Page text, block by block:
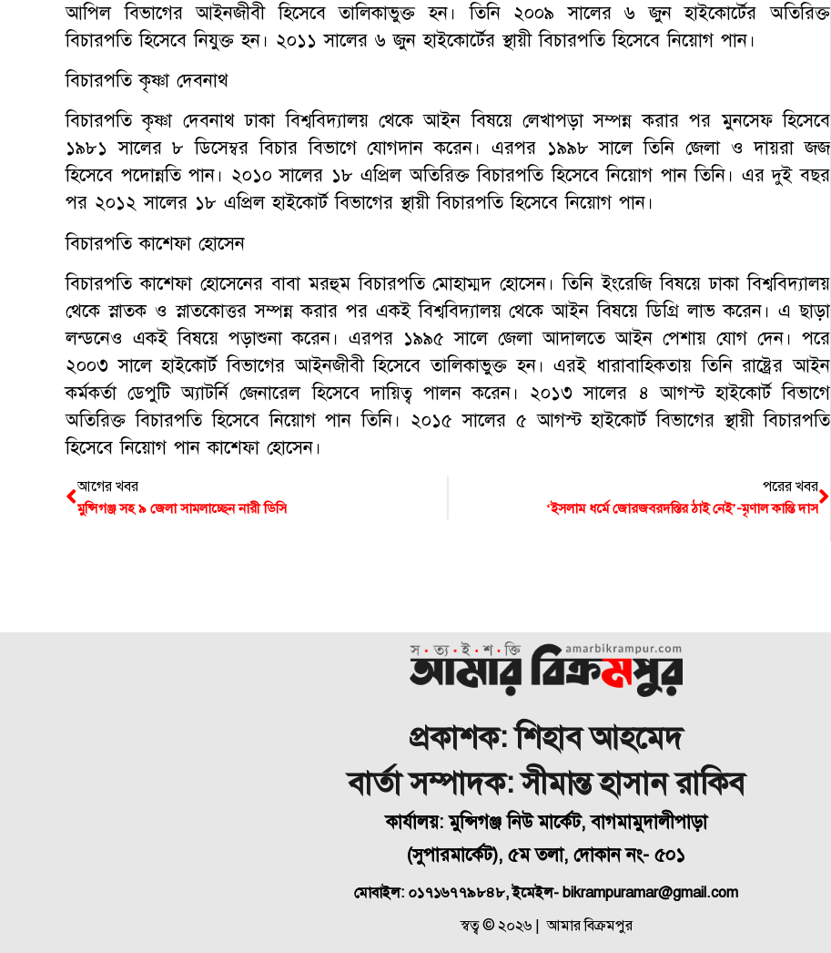
আপিল বিভাগের আইনজীবী হিসেবে তালিকাভুক্ত হন। তিনি ২০০৯ সালের ৬ জুন হাইকোর্টের অতিরিক্ত
বিচারপতি হিসেবে নিযুক্ত হন। ২০১১ সালের ৬ জুন হাইকোর্টের স্থায়ী বিচারপতি হিসেবে নিয়োগ পান।
বিচারপতি কৃষ্ণা দেবনাথ
বিচারপতি কৃষ্ণা দেবনাথ ঢাকা বিশ্ববিদ্যালয় থেকে আইন বিষয়ে লেখাপড়া সম্পন্ন করার পর মুনসেফ হিসেবে
১৯৮১ সালের ৮ ডিসেম্বর বিচার বিভাগে যোগদান করেন। এরপর ১৯৯৮ সালে তিনি জেলা ও দায়রা জজ
হিসেবে পদোন্নতি পান। ২০১০ সালের ১৮ এপ্রিল অতিরিক্ত বিচারপতি হিসেবে নিয়োগ পান তিনি। এর দুই বছর
পর ২০১২ সালের ১৮ এপ্রিল হাইকোর্ট বিভাগের স্থায়ী বিচারপতি হিসেবে নিয়োগ পান।
বিচারপতি কাশেফা হোসেন
বিচারপতি কাশেফা হোসেনের বাবা মরহুম বিচারপতি মোহাম্মদ হোসেন। তিনি ইংরেজি বিষয়ে ঢাকা বিশ্ববিদ্যালয়
থেকে স্নাতক ও স্নাতকোত্তর সম্পন্ন করার পর একই বিশ্ববিদ্যালয় থেকে আইন বিষয়ে ডিগ্রি লাভ করেন। এ ছাড়া
লন্ডনেও একই বিষয়ে পড়াশুনা করেন। এরপর ১৯৯৫ সালে জেলা আদালতে আইন পেশায় যোগ দেন। পরে
২০০৩ সালে হাইকোর্ট বিভাগের আইনজীবী হিসেবে তালিকাভুক্ত হন। এরই ধারাবাহিকতায় তিনি রাষ্ট্রের আইন
কর্মকর্তা ডেপুটি অ্যাটর্নি জেনারেল হিসেবে দায়িত্ব পালন করেন। ২০১৩ সালের ৪ আগস্ট হাইকোর্ট বিভাগে
অতিরিক্ত বিচারপতি হিসেবে নিয়োগ পান তিনি। ২০১৫ সালের ৫ আগস্ট হাইকোর্ট বিভাগের স্থায়ী বিচারপতি
হিসেবে নিয়োগ পান কাশেফা হোসেন।
আগের খবর
মুন্সিগঞ্জ সহ ৯ জেলা সামলাচ্ছেন নারী ডিসি
পরের খবর
‘ইসলাম ধর্মে জোরজবরদস্তির ঠাই নেই’-মৃণাল কান্তি দাস
প্রকাশক: শিহাব আহমেদ
বার্তা সম্পাদক: সীমান্ত হাসান রাকিব
কার্যালয়: মুন্সিগঞ্জ নিউ মার্কেট, বাগমামুদালীপাড়া
(সুপারমার্কেট), ৫ম তলা, দোকান নং- ৫০১
মোবাইল: ০১৭১৬৭৭৯৮৪৮, ইমেইল- bikrampuramar@gmail.com
স্বত্ব © ২০২৬ | আমার বিক্রমপুর